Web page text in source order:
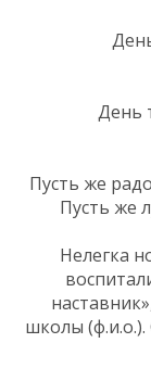
День
Пусть же
Пусть же
Нелегка
школы